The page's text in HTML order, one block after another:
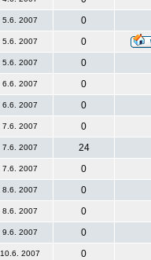
5.6. 2007
0
5.6. 2007
0
5.6. 2007
0
6.6. 2007
0
6.6. 2007
0
7.6. 2007
0
7.6. 2007
24
7.6. 2007
0
8.6. 2007
0
8.6. 2007
0
9.6. 2007
0
10.6. 2007
0